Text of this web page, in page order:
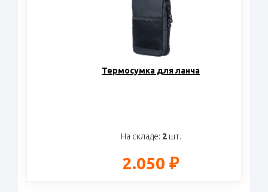
Термосумка для ланча
На складе: 2шт.
2.050 ₽